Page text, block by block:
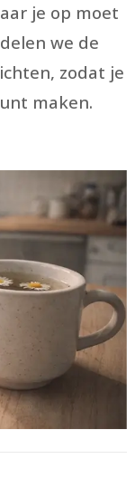
je op moet
we de
zodat je
maken.